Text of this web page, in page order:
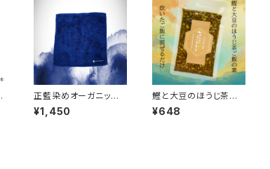
正藍染めオーガニック
ハンカチ タオル （ソリッ
ドタイプ）
¥1,450
鰹と大豆のほうじ茶ご
はんの素 ２合用 お
土産 お取り寄せ 食品
¥648